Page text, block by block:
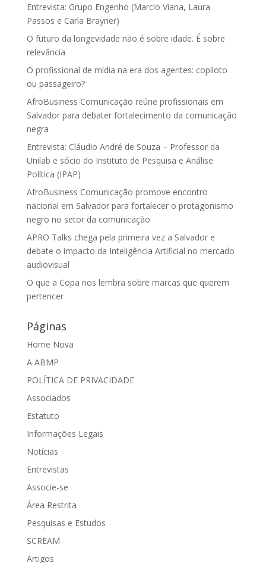
Entrevista: Grupo Engenho (Marcio Viana, Laura
Passos e Carla Brayner)
O futuro da longevidade não é sobre idade. É sobre
relevância
O profissional de mídia na era dos agentes: copiloto
ou passageiro?
AfroBusiness Comunicação reúne profissionais em
Salvador para debater fortalecimento da comunicação
negra
Entrevista: Cláudio André de Souza – Professor da
Unilab e sócio do Instituto de Pesquisa e Análise
Política (IPAP)
AfroBusiness Comunicação promove encontro
nacional em Salvador para fortalecer o protagonismo
negro no setor da comunicação
APRO Talks chega pela primeira vez a Salvador e
debate o impacto da Inteligência Artificial no mercado
audiovisual
O que a Copa nos lembra sobre marcas que querem
pertencer
Páginas
Home Nova
A ABMP
POLÍTICA DE PRIVACIDADE
Associados
Estatuto
Informações Legais
Notícias
Entrevistas
Associe-se
Área Restrita
Pesquisas e Estudos
SCREAM
Artigos